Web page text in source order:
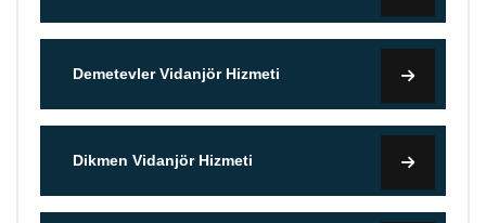
Demetevler Vidanjör Hizmeti
Dikmen Vidanjör Hizmeti